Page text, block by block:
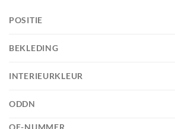
POSITIE
BEKLEDING
INTERIEURKLEUR
ODDN
OE-NUMMER